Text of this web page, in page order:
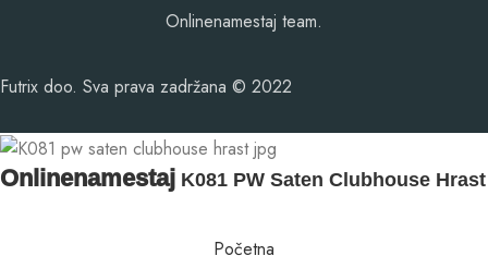
Onlinenamestaj team.
Futrix doo. Sva prava zadržana © 2022
Onlinenamestaj K081 PW Saten Clubhouse Hrast
Početna